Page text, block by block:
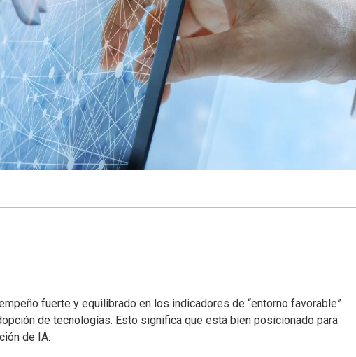
fuerte y equilibrado en los indicadores de “entorno favorable”
de tecnologías. Esto significa que está bien posicionado para
de IA.